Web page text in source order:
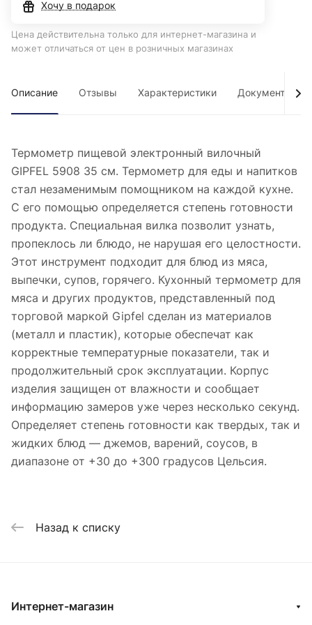
Хочу в подарок
Цена действительна только для интернет-магазина и
может отличаться от цен в розничных магазинах
Описание Отзывы Характеристики Документы
Термометр пищевой электронный вилочный
GIPFEL 5908 35 см. Термометр для еды и напитков
стал незаменимым помощником на каждой кухне.
С его помощью определяется степень готовности
продукта. Специальная вилка позволит узнать,
пропеклось ли блюдо, не нарушая его целостности.
Этот инструмент подходит для блюд из мяса,
выпечки, супов, горячего. Кухонный термометр для
мяса и других продуктов, представленный под
торговой маркой Gipfel сделан из материалов
(металл и пластик), которые обеспечат как
корректные температурные показатели, так и
продолжительный срок эксплуатации. Корпус
изделия защищен от влажности и сообщает
информацию замеров уже через несколько секунд.
Определяет степень готовности как твердых, так и
жидких блюд — джемов, варений, соусов, в
диапазоне от +30 до +300 градусов Цельсия.
Назад к списку
Интернет-магазин